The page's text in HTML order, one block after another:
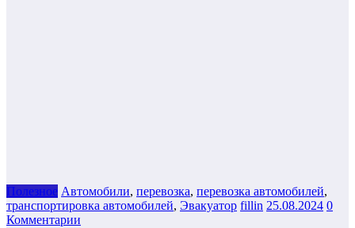
Полезнoe Автомобили, перевозка, перевозка автомобилей,
транспортировка автомобилей, Эвакуатор fillin 25.08.2024 0
Комментарии